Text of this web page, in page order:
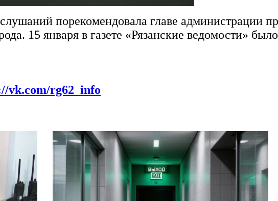
порекомендовала главе администрации
15 января в газете «Рязанские ведомости»
vk.com/rg62_info